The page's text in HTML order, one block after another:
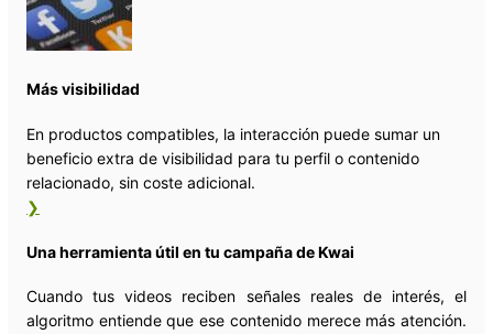
Más visibilidad
En productos compatibles, la interacción puede sumar un
beneficio extra de visibilidad para tu perfil o contenido
relacionado, sin coste adicional.
❯
Una herramienta útil en tu campaña de Kwai
Cuando tus videos reciben señales reales de interés, el
algoritmo entiende que ese contenido merece más atención.